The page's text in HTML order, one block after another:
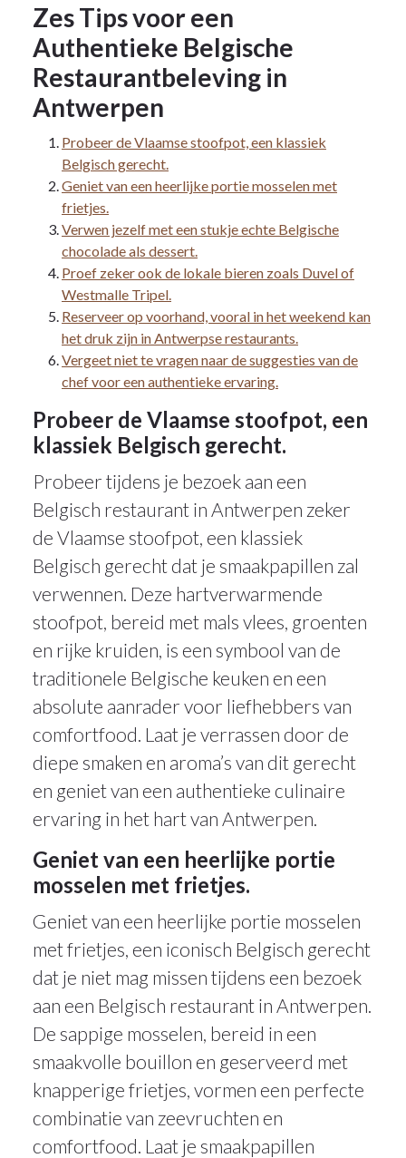
Zes Tips voor een
Authentieke Belgische
Restaurantbeleving in
Antwerpen
Probeer de Vlaamse stoofpot, een klassiek
Belgisch gerecht.
Geniet van een heerlijke portie mosselen met
frietjes.
Verwen jezelf met een stukje echte Belgische
chocolade als dessert.
Proef zeker ook de lokale bieren zoals Duvel of
Westmalle Tripel.
Reserveer op voorhand, vooral in het weekend kan
het druk zijn in Antwerpse restaurants.
Vergeet niet te vragen naar de suggesties van de
chef voor een authentieke ervaring.
Probeer de Vlaamse stoofpot, een
klassiek Belgisch gerecht.
Probeer tijdens je bezoek aan een
Belgisch restaurant in Antwerpen zeker
de Vlaamse stoofpot, een klassiek
Belgisch gerecht dat je smaakpapillen zal
verwennen. Deze hartverwarmende
stoofpot, bereid met mals vlees, groenten
en rijke kruiden, is een symbool van de
traditionele Belgische keuken en een
absolute aanrader voor liefhebbers van
comfortfood. Laat je verrassen door de
diepe smaken en aroma’s van dit gerecht
en geniet van een authentieke culinaire
ervaring in het hart van Antwerpen.
Geniet van een heerlijke portie
mosselen met frietjes.
Geniet van een heerlijke portie mosselen
met frietjes, een iconisch Belgisch gerecht
dat je niet mag missen tijdens een bezoek
aan een Belgisch restaurant in Antwerpen.
De sappige mosselen, bereid in een
smaakvolle bouillon en geserveerd met
knapperige frietjes, vormen een perfecte
combinatie van zeevruchten en
comfortfood. Laat je smaakpapillen